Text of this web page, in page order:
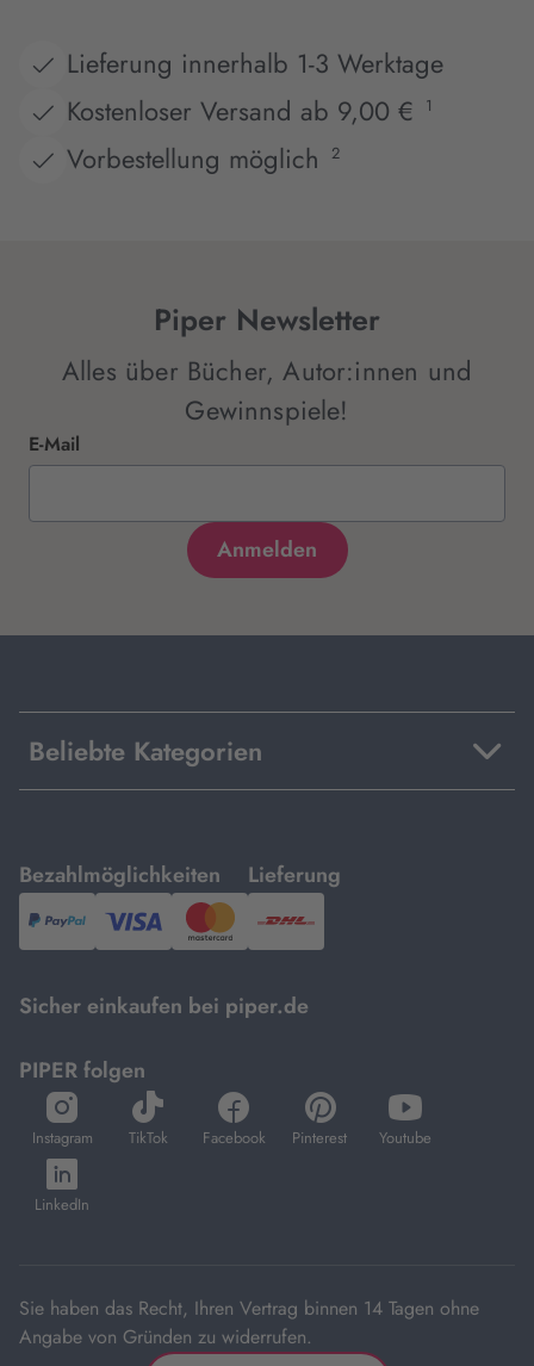
Lieferung innerhalb 1-3 Werktage
Kostenloser Versand ab 9,00 €
1
Vorbestellung möglich 2
Piper Newsletter
Alles über Bücher, Autor:innen und
Gewinnspiele!
E-Mail
Beliebte Kategorien
Bezahlmöglichkeiten
mit
PayPal,Visa
und
Lieferung
mit
DHL.
Sicher einkaufen bei piper.de
PIPER folgen
Instagram
öffnet
in
neuem
Tab
TikTok
öffnet
in
Facebook
öffnet
in
Pinterest
öffnet
in
Youtube
öffnet
in
LinkedIn
öffnet
in
Sie haben das Recht, Ihren Vertrag binnen 14 Tagen ohne
Angabe von Gründen zu widerrufen.